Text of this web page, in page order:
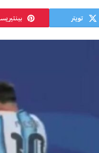
تويتر